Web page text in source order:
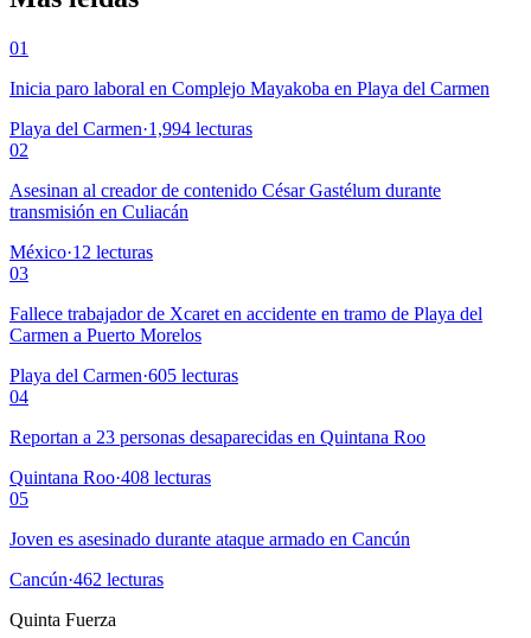
01
Inicia paro laboral en Complejo Mayakoba en Playa del Carmen
Playa del Carmen·1,994 lecturas
02
Asesinan al creador de contenido César Gastélum durante
transmisión en Culiacán
México·12 lecturas
03
Fallece trabajador de Xcaret en accidente en tramo de Playa del
Carmen a Puerto Morelos
Playa del Carmen·605 lecturas
04
Reportan a 23 personas desaparecidas en Quintana Roo
Quintana Roo·408 lecturas
05
Joven es asesinado durante ataque armado en Cancún
Cancún·462 lecturas
Quinta Fuerza